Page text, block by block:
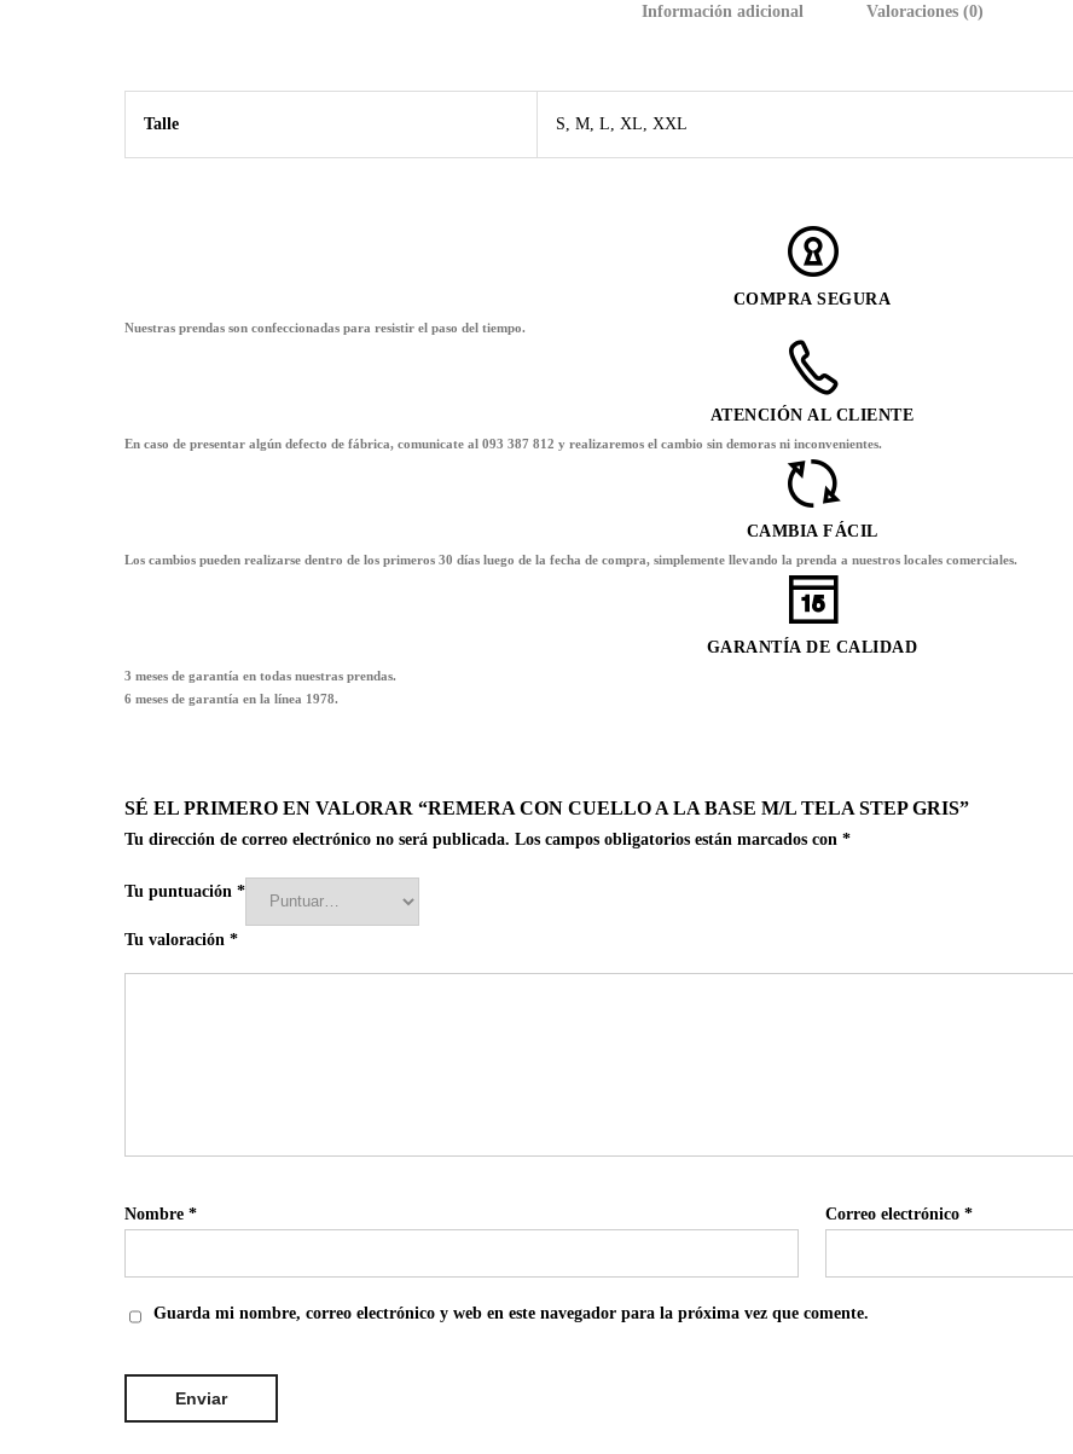
Información adicional Valoraciones (0)
Talle S, M, L, XL, XXL
COMPRA SEGURA
Nuestras prendas son confeccionadas para resistir el paso del tiempo.
ATENCIÓN AL CLIENTE
En caso de presentar algún defecto de fábrica, comunicate al 093 387 812 y realizaremos el cambio sin demoras ni inconvenientes.
CAMBIA FÁCIL
Los cambios pueden realizarse dentro de los primeros 30 días luego de la fecha de compra, simplemente llevando la prenda a nuestros locales comerciales.
GARANTÍA DE CALIDAD
3 meses de garantía en todas nuestras prendas.
6 meses de garantía en la línea 1978.
SÉ EL PRIMERO EN VALORAR “REMERA CON CUELLO A LA BASE M/L TELA STEP GRIS”
Tu dirección de correo electrónico no será publicada. Los campos obligatorios están marcados con *
Tu puntuación *
Tu valoración *
Nombre * Correo electrónico*
Guarda mi nombre, correo electrónico y web en este navegador para la próxima vez que comente.